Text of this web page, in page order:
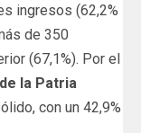
ingresos (62,2%
de 350
(67,1%). Por el
la Patria
con un 42,9%